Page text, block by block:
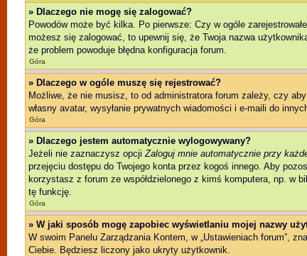
» Dlaczego nie mogę się zalogować?
Powodów może być kilka. Po pierwsze: Czy w ogóle
możesz się zalogować, to upewnij się, że Twoja nazwa
że problem powoduje błędna konfiguracja forum.
Góra
» Dlaczego w ogóle muszę się rejestrować?
Możliwe, że nie musisz, to od administratora forum zależy, czy
własny avatar, wysyłanie prywatnych wiadomości i e-maili do
Góra
» Dlaczego jestem automatycznie wylogowywany?
Jeżeli nie zaznaczysz opcjiZaloguj mnie automatycznie przy
przejęciu dostępu do Twojego konta przez kogoś innego. Aby
korzystasz z forum ze współdzielonego z kimś komputera, np. w
tę funkcję.
Góra
» W jaki sposób mogę zapobiec wyświetlaniu mojej nazwy
W swoim Panelu Zarządzania Kontem, w „Ustawieniach forum”,
Ciebie. Będziesz liczony jako ukryty użytkownik.